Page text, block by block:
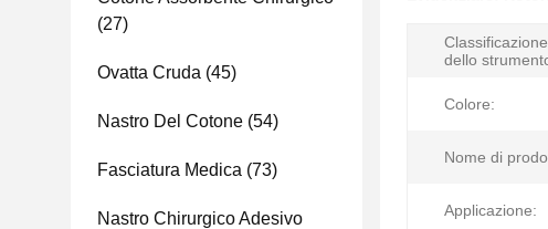
(27)
Ovatta Cruda (45)
Nastro Del Cotone (54)
Fasciatura Medica (73)
Nastro Chirurgico Adesivo
Classificazione
dello
Colore:
Nome di
Applicazione: